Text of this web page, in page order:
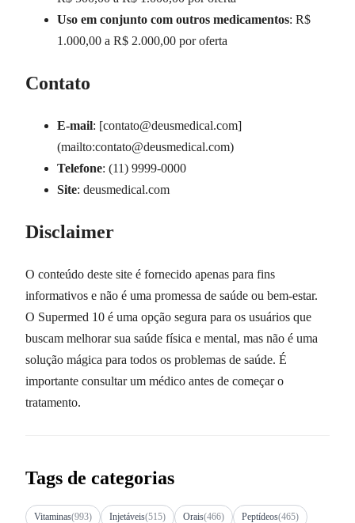
Uso em conjunto com outros medicamentos: R$
1.000,00 a R$ 2.000,00 por oferta
Contato
E-mail: [contato@deusmedical.com]
(mailto:contato@deusmedical.com)
Telefone: (11) 9999-0000
Site: deusmedical.com
Disclaimer
O conteúdo deste site é fornecido apenas para fins
informativos e não é uma promessa de saúde ou bem-estar.
O Supermed 10 é uma opção segura para os usuários que
buscam melhorar sua saúde física e mental, mas não é uma
solução mágica para todos os problemas de saúde. É
importante consultar um médico antes de começar o
tratamento.
Tags de categorias
Vitaminas(993) Injetáveis(515) Orais(466) Peptídeos(465)